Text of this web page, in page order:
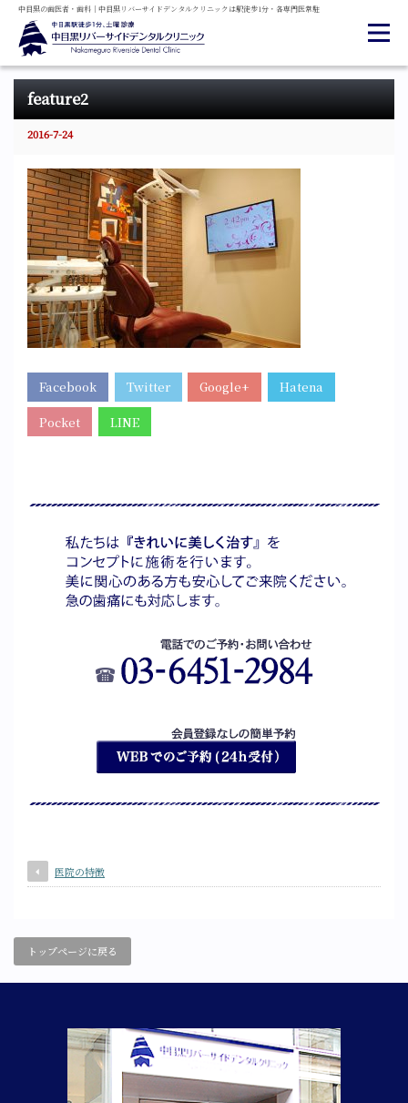
中目黒の歯医者・ 歯科 ｜ 中目黒リバーサイドデンタルクリニックは駅徒歩1分・ 各専門医常駐
feature2
2016-7-24
Facebook Twitter Google+ Hatena
Pocket LINE
医院の特徴
トップページに戻る